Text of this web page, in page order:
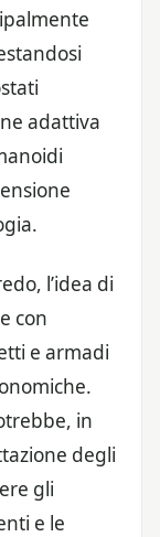
adattiva
l’idea di
con
e armadi
in
degli
gli
e le